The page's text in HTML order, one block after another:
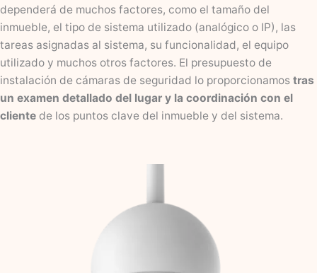
dependerá de muchos factores, como el tamaño del
inmueble, el tipo de sistema utilizado (analógico o IP), las
tareas asignadas al sistema, su funcionalidad, el equipo
utilizado y muchos otros factores. El presupuesto de
instalación de cámaras de seguridad lo proporcionamos tras
un examen detallado del lugar y la coordinación con el
cliente de los puntos clave del inmueble y del sistema.